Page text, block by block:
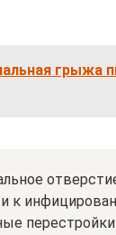
грыжа
к